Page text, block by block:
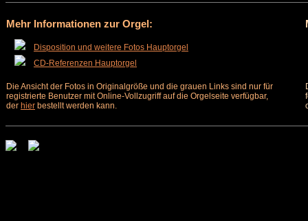
Mehr Informationen zur Orgel:
Disposition und weitere Fotos Hauptorgel
CD-Referenzen Hauptorgel
Die Ansicht der Fotos in Originalgröße und die grauen Links sind nur für
registrierte Benutzer mit Online-Vollzugriff auf die Orgelseite verfügbar,
der hier bestellt werden kann.